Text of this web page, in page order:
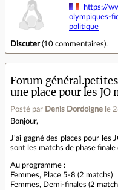
https://
olympiques-
politique
Discuter(10 commentaires).
Forum
une place pour les
Posté par Denis Dordoigne le
Bonjour,
J'ai gagné des places pour les
sont les matchs de phase
Au programme :
Femmes, Place 5-8 (2 matchs)
Femmes, Demi-finales (2